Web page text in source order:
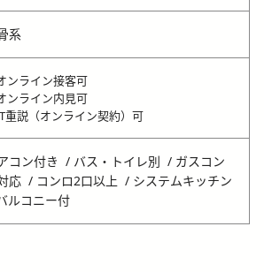
系
ンライン接客可
ンライン内見可
重説（オンライン契約）可
コン付き バス・トイレ別
ガスコン
応
コンロ2口以上
システムキッチン
ルコニー付